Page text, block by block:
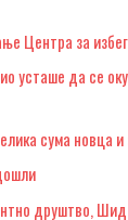
Центра за
усташе да се
сума новца и
друштво, Шид